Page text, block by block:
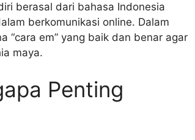
berasal dari bahasa Indonesia
berkomunikasi online. Dalam
“cara em” yang baik dan benar agar
maya.
Penting